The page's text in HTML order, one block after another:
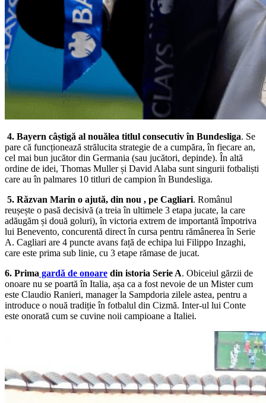
4. Bayern câștigă al nouălea titlul consecutiv în Bundesliga. Se
pare că funcționează strălucita strategie de a cumpăra, în fiecare an,
cel mai bun jucător din Germania (sau jucători, depinde). În altă
ordine de idei, Thomas Muller și David Alaba sunt singurii fotbaliști
care au în palmares 10 titluri de campion în Bundesliga.
5. Răzvan Marin o ajută, din nou , pe Cagliari. Românul
reușește o pasă decisivă (a treia în ultimele 3 etapa jucate, la care
adăugăm și două goluri), în victoria extrem de importantă împotriva
lui Benevento, concurentă direct în cursa pentru rămânerea în Serie
A. Cagliari are 4 puncte avans față de echipa lui Filippo Inzaghi,
care este prima sub linie, cu 3 etape rămase de jucat.
6. Prima gardă de onoare din istoria Serie A. Obiceiul gărzii de
onoare nu se poartă în Italia, așa ca a fost nevoie de un Mister cum
este Claudio Ranieri, manager la Sampdoria zilele astea, pentru a
introduce o nouă tradiție în fotbalul din Cizmă. Inter-ul lui Conte
este onorată cum se cuvine noii campioane a Italiei.